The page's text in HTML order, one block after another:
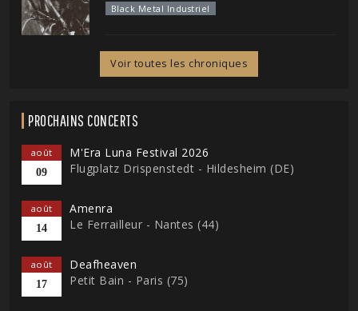
Black Metal Industriel
Voir toutes les chroniques
PROCHAINS CONCERTS
août
09
M'Era Luna Festival 2026
Flugplatz Drispenstedt - Hildesheim (DE)
août
14
Amenra
Le Ferrailleur - Nantes (44)
août
17
Deafheaven
Petit Bain - Paris (75)